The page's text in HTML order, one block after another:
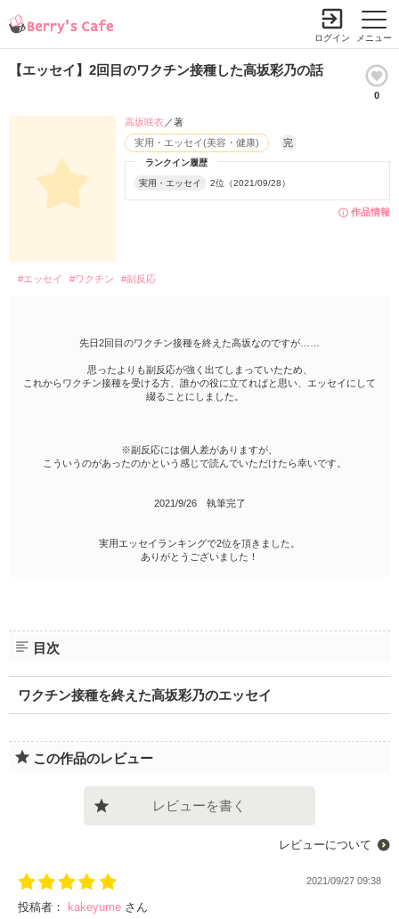
メニュー
ログイン
【エッセイ】2回目のワクチン接種した高坂彩乃の話
0
作品情報
ランクイン履歴
実用・エッセイ 2位（2021/09/28）
実用・エッセイ(美容・健康) 完
高坂咲衣／著
#エッセイ #ワクチン #副反応
先日2回目のワクチン接種を終えた高坂なのですが……
思ったよりも副反応が強く出てしまっていたため、
これからワクチン接種を受ける方、誰かの役に立てればと思い、エッセイにして
綴ることにしました。
※副反応には個人差がありますが、
こういうのがあったのかという感じで読んでいただけたら幸いです。
2021/9/26 執筆完了
実用エッセイランキングで2位を頂きました。
ありがとうございました！
目次
ワクチン接種を終えた高坂彩乃のエッセイ
この作品のレビュー
レビューを書く
レビューについて
2021/09/27 09:38
投稿者： kakeyume さん